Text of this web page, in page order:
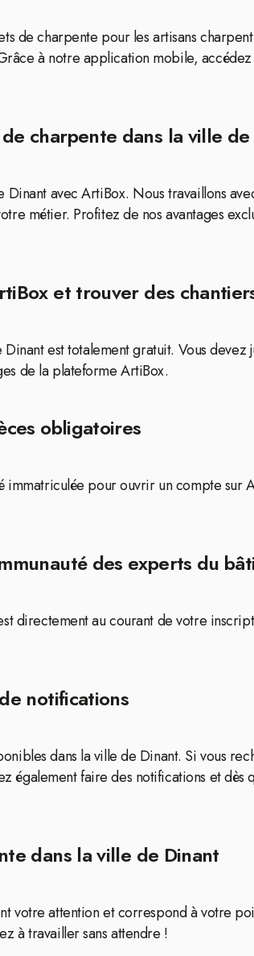
de charpente pour les artisans
à notre application mobile,
charpente dans la ville
avec ArtiBox. Nous travaillons
métier. Profitez de nos avantages
et trouver des
est totalement gratuit. Vous
de la plateforme ArtiBox.
obligatoires
immatriculée pour ouvrir un compte
des experts du
directement au courant de votre
notifications
dans la ville de Dinant. Si vous
également faire des notifications et
dans la ville de Dinant
votre attention et correspond à votre
à travailler sans attendre !